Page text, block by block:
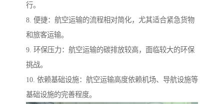
行。
8. 便捷：航空运输的流程相对简化，尤其适合紧急货物
和旅客运输。
9. 环保压力：航空运输的碳排放较高，面临较大的环保
挑战。
10. 依赖基础设施：航空运输高度依赖机场、导航设施等
基础设施的完善程度。